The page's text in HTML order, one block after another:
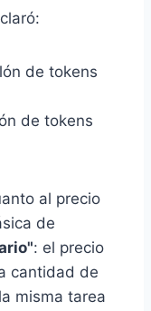
de tokens
de tokens
al precio
de
: el precio
cantidad de
misma tarea